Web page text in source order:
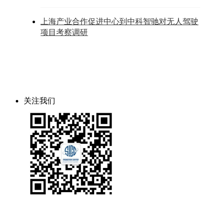
上海产业合作促进中心到中科智驰对无人驾驶
项目考察调研
关注我们